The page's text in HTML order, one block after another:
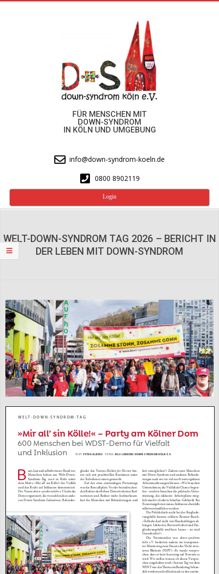
FÜR MENSCHEN MIT
DOWN-SYNDROM
IN KÖLN UND UMGEBUNG
info@down-syndrom-koeln.de
0800 8902119
Login
Menu
WELT-DOWN-SYNDROM TAG 2026 – BERICHT IN
DER LEBEN MIT DOWN-SYNDROM